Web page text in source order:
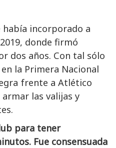
había incorporado a
donde firmó
dos años. Con tal sólo
la Primera Nacional
frente a Atlético
armar las valijas y
para tener
Fue consensuada